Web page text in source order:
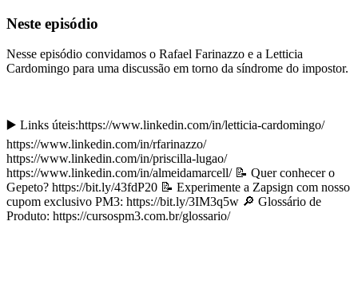
Neste episódio
Nesse episódio convidamos o Rafael Farinazzo e a Letticia
Cardomingo para uma discussão em torno da síndrome do impostor.
▶️ Links úteis:https://www.linkedin.com/in/letticia-cardomingo/
https://www.linkedin.com/in/rfarinazzo/
https://www.linkedin.com/in/priscilla-lugao/
https://www.linkedin.com/in/almeidamarcell/ 📝 Quer conhecer o
Gepeto? https://bit.ly/43fdP20 📝 Experimente a Zapsign com nosso
cupom exclusivo PM3: https://bit.ly/3IM3q5w 🔎 Glossário de
Produto: https://cursospm3.com.br/glossario/